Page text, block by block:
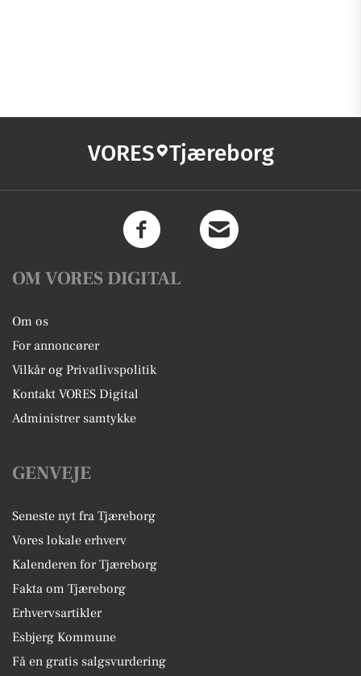
VORES Tjæreborg
OM VORES DIGITAL
Om os
For annoncører
Vilkår og Privatlivspolitik
Kontakt VORES Digital
Administrer samtykke
GENVEJE
Seneste nyt fra Tjæreborg
Vores lokale erhverv
Kalenderen for Tjæreborg
Fakta om Tjæreborg
Erhvervsartikler
Esbjerg Kommune
Få en gratis salgsvurdering